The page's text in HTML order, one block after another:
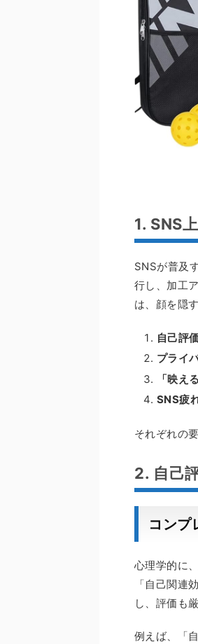
1. SNS
SNSが普及
行し、加工
は、顔を隠
自己評
プライ
「映え
SNS疲
それぞれの
2. 自己
コンプ
心理学的に
「自己関
し、評価も
例えば、「